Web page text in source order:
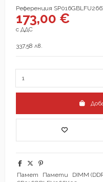
Референция
173,00 €
с ДДС
337,58 лв.
Памет Памети DIMM